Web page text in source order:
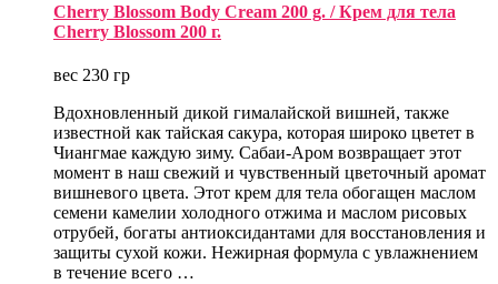
Cherry Blossom Body Cream 200 g. / Крем для тела
Cherry Blossom 200 г.
вес 230 гр
Вдохновленный дикой гималайской вишней, также
известной как тайская сакура, которая широко цветет в
Чиангмае каждую зиму. Сабаи-Аром возвращает этот
момент в наш свежий и чувственный цветочный аромат
вишневого цвета. Этот крем для тела обогащен маслом
семени камелии холодного отжима и маслом рисовых
отрубей, богаты антиоксидантами для восстановления и
защиты сухой кожи. Нежирная формула с увлажнением
в течение всего …